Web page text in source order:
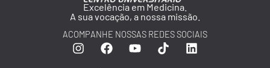
Excelência em Medicina.
A sua vocação, a nossa missão.
ACOMPANHE NOSSAS REDES SOCIAIS